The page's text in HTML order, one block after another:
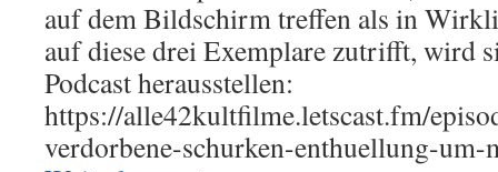
auf dem Bildschirm treffen als in
auf diese drei Exemplare zutrifft, wird
Podcast herausstellen:
https://alle42kultfilme.letscast.fm/
verdorbene-schurken-enthuellung-